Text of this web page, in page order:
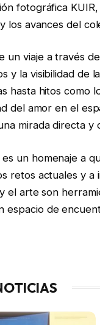
fotográfica
los avances del
un viaje a través
y la visibilidad de
hasta hitos como
del amor en el
mirada directa y
es un homenaje a
retos actuales y a
el arte son
espacio de